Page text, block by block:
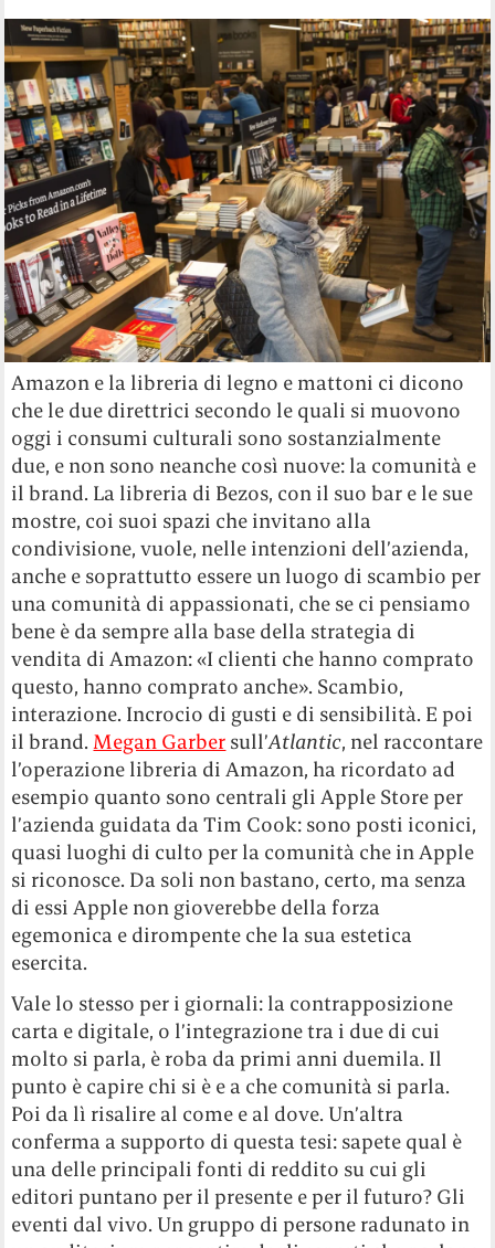
Amazon e la libreria di legno e mattoni ci dicono
che le due direttrici secondo le quali si muovono
oggi i consumi culturali sono sostanzialmente
due, e non sono neanche così nuove: la comunità e
il brand. La libreria di Bezos, con il suo bar e le sue
mostre, coi suoi spazi che invitano alla
condivisione, vuole, nelle intenzioni dell’azienda,
anche e soprattutto essere un luogo di scambio per
una comunità di appassionati, che se ci pensiamo
bene è da sempre alla base della strategia di
vendita di Amazon: «I clienti che hanno comprato
questo, hanno comprato anche». Scambio,
interazione. Incrocio di gusti e di sensibilità. E poi
il brand. Megan Garber sull’Atlantic, nel raccontare
l’operazione libreria di Amazon, ha ricordato ad
esempio quanto sono centrali gli Apple Store per
l’azienda guidata da Tim Cook: sono posti iconici,
quasi luoghi di culto per la comunità che in Apple
si riconosce. Da soli non bastano, certo, ma senza
di essi Apple non gioverebbe della forza
egemonica e dirompente che la sua estetica
esercita.
Vale lo stesso per i giornali: la contrapposizione
carta e digitale, o l’integrazione tra i due di cui
molto si parla, è roba da primi anni duemila. Il
punto è capire chi si è e a che comunità si parla.
Poi da lì risalire al come e al dove. Un’altra
conferma a supporto di questa tesi: sapete qual è
una delle principali fonti di reddito su cui gli
editori puntano per il presente e per il futuro? Gli
eventi dal vivo. Un gruppo di persone radunato in